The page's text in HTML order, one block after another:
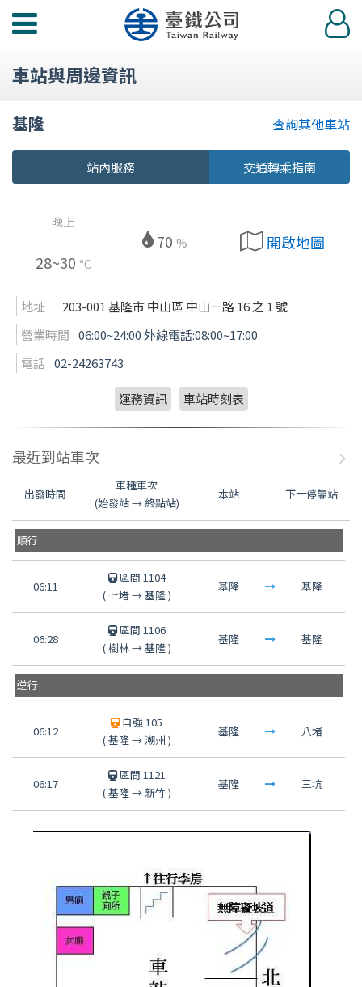
功
選
登
入
車站與周邊資訊
基隆 查詢其他車站
站內服務 交通轉乘指南
晚上
28~30 °C
70 % 開啟地圖
地址
203-001 基隆市 中山區 中山一路 16 之 1 號
營業時間 06:00~24:00 外線電話:08:00~17:00
電話 02-24263743
運務資訊 車站時刻表
最近到站車次
出發時間
車種車次
(始發站 → 終點站)
本站 下一停靠站
順行
06:11
區間 1104
(七堵→基隆)
基隆 基隆
06:28
區間 1106
(樹林→基隆)
基隆 基隆
逆行
06:12
自強 105
(基隆→潮州 )
基隆 八堵
06:17
區間 1121
(基隆→新竹 )
基隆 三坑